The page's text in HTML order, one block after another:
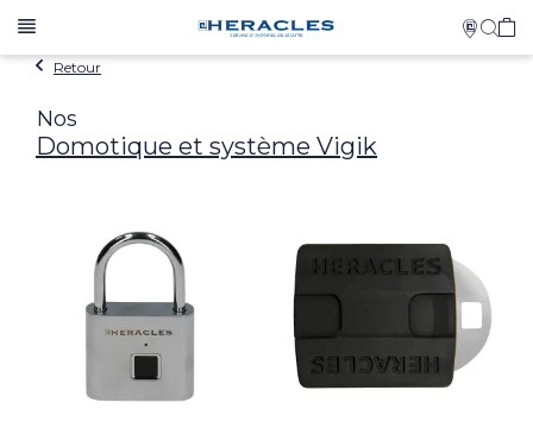
Retour
Nos
Domotique et système Vigik